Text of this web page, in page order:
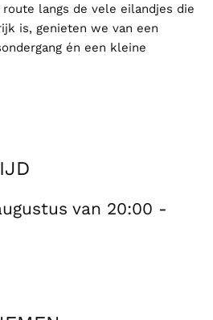
langs de vele eilandjes die
is, genieten we van een
én een kleine
van 20:00 -